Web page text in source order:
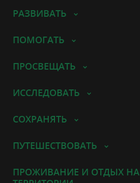
РАЗВИВАТЬ
ПОМОГАТЬ
ПРОСВЕЩАТЬ
ИССЛЕДОВАТЬ
СОХРАНЯТЬ
ПУТЕШЕСТВОВАТЬ
ПРОЖИВАНИЕ И ОТДЫХ НА